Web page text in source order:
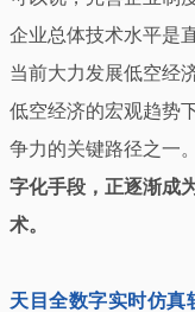
企业总体技术水平是
当前大力发展低空经
低空经济的宏观趋势
争力的关键路径之一。
字化手段，正逐渐成
术。
天目全数字实时仿真